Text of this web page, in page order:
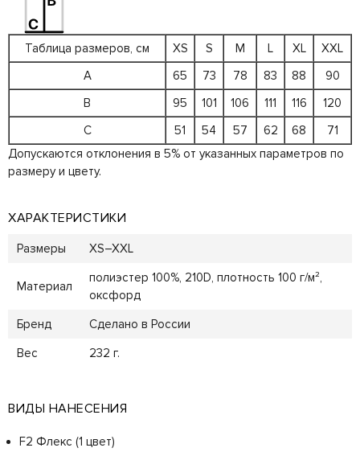
Таблица размеров, см XS S M L XL
XXL
A
65 73 78 83 88
90
B
95 101 106 111 116
120
C
51 54 57 62 68
71
Допускаются отклонения в 5% от указанных параметров по
размеру и цвету.
ХАРАКТЕРИСТИКИ
Размеры XS–XXL
Материал
полиэстер 100%, 210D, плотность 100 г/м²,
оксфорд
Бренд
Сделано в России
Вес
232 г.
ВИДЫ НАНЕСЕНИЯ
F2 Флекс (1 цвет)